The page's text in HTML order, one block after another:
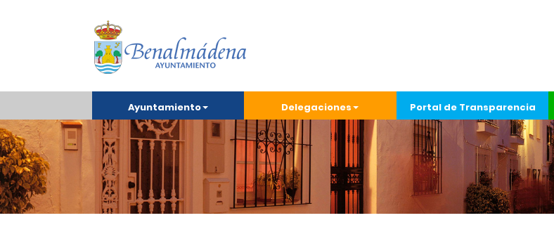
Ayuntamiento Delegaciones Portal de Transparencia